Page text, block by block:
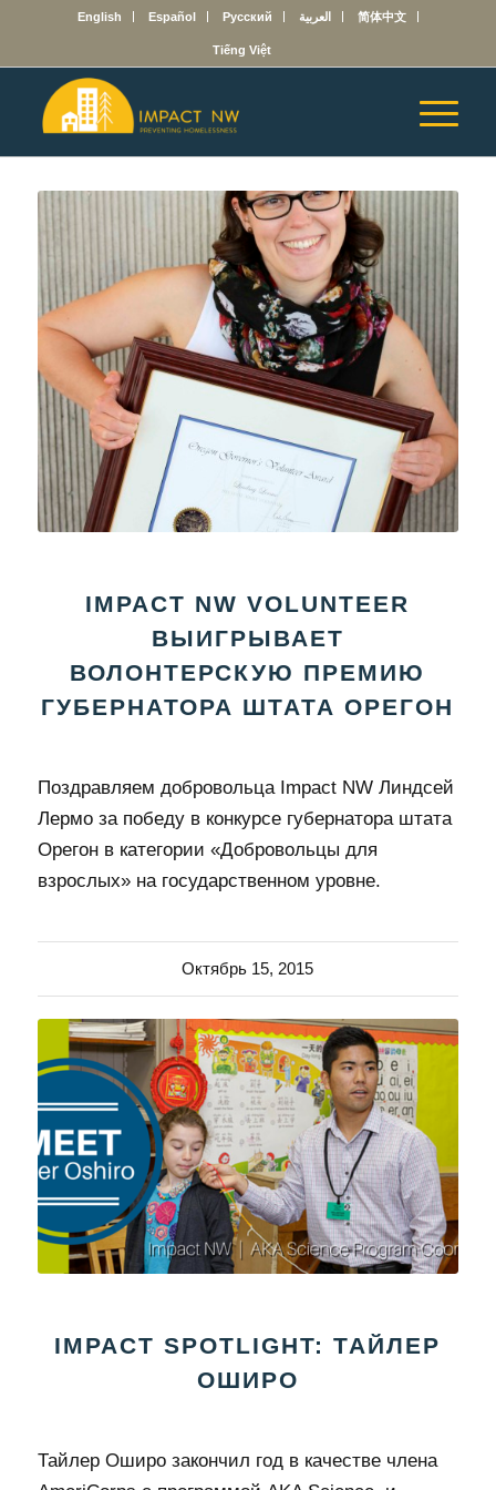
English Español Русский العربية 简体中文
Tiếng Việt
IMPACT NW VOLUNTEER
ВЫИГРЫВАЕТ
ВОЛОНТЕРСКУЮ ПРЕМИЮ
ГУБЕРНАТОРА ШТАТА ОРЕГОН
Поздравляем добровольца Impact NW Линдсей
Лермо за победу в конкурсе губернатора штата
Орегон в категории «Добровольцы для
взрослых» на государственном уровне.
Октябрь 15, 2015
IMPACT SPOTLIGHT: ТАЙЛЕР
ОШИРО
Тайлер Оширо закончил год в качестве члена